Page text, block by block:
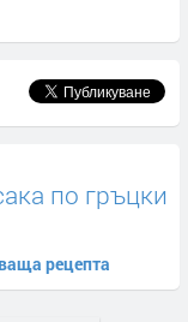
по гръцки
рецепта